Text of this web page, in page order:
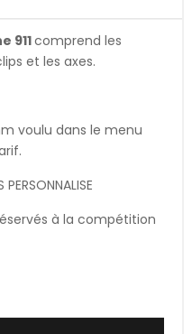
911comprend les
et les axes.
voulu dans le menu
à la compétition